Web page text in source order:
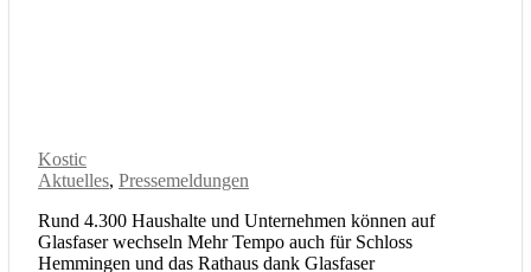
Kostic
Aktuelles, Pressemeldungen
Rund 4.300 Haushalte und Unternehmen können auf
Glasfaser wechseln Mehr Tempo auch für Schloss
Hemmingen und das Rathaus dank Glasfaser